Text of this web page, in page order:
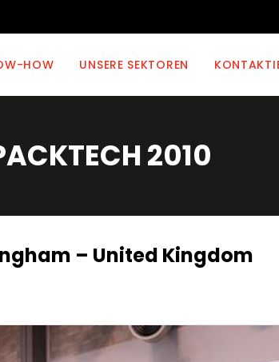
HOW UNSERE SEKTOREN
2010
– United Kingdom